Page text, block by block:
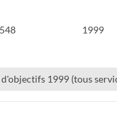
1999
1999 (tous